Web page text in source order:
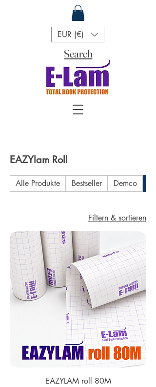
Search
EUR (€)
EAZYlam Roll
Alle Produkte Bestseller Demco
Filtern & sortieren
EAZYLAM roll 80M